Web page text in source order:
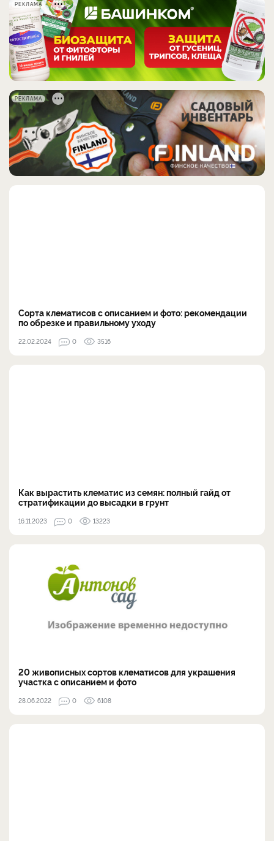
РЕКЛАМА
РЕКЛАМА
Сорта клематисов с описанием и фото: рекомендации
по обрезке и правильному уходу
22.02.2024 0 3516
Как вырастить клематис из семян: полный гайд от
стратификации до высадки в грунт
16.11.2023 0 13223
20 живописных сортов клематисов для украшения
участка с описанием и фото
28.06.2022 0 6108